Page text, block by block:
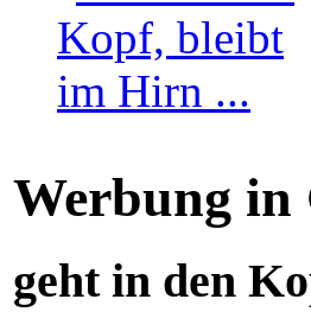
Werbung in
geht in den